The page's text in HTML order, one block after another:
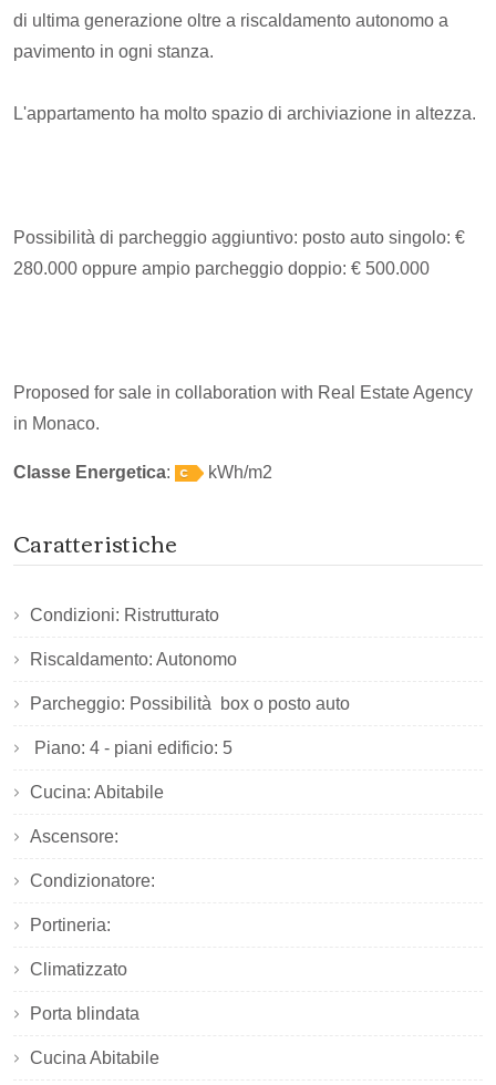
di ultima generazione oltre a riscaldamento autonomo a
pavimento in ogni stanza.
L'appartamento ha molto spazio di archiviazione in altezza.
Possibilità di parcheggio aggiuntivo: posto auto singolo: €
280.000 oppure ampio parcheggio doppio: € 500.000
Proposed for sale in collaboration with Real Estate Agency
in Monaco.
Classe Energetica: kWh/m2
Caratteristiche
Condizioni: Ristrutturato
Riscaldamento: Autonomo
Parcheggio: Possibilità box o posto auto
Piano: 4 - piani edificio: 5
Cucina: Abitabile
Ascensore:
Condizionatore:
Portineria:
Climatizzato
Porta blindata
Cucina Abitabile